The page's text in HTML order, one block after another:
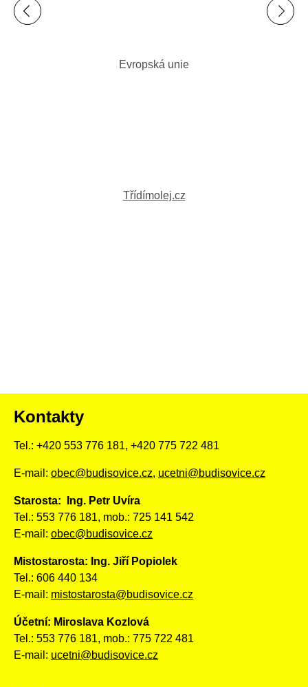
Evropská unie
Třídímolej.cz
Kontakty
Tel.: +420 553 776 181, +420 775 722 481
E-mail: obec@budisovice.cz, ucetni@budisovice.cz
Starosta: Ing. Petr Uvíra
Tel.: 553 776 181, mob.: 725 141 542
E-mail: obec@budisovice.cz
Mistostarosta: Ing. Jiří Popiolek
Tel.: 606 440 134
E-mail: mistostarosta@budisovice.cz
Účetní: Miroslava Kozlová
Tel.: 553 776 181, mob.: 775 722 481
E-mail: ucetni@budisovice.cz